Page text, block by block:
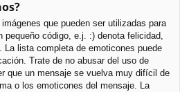
que pueden ser utilizadas para
pequeño código, e.j. :) denota felicidad,
lista completa de emoticones puede
Trate de no abusar del uso de
que un mensaje se vuelva muy difícil de
o los emoticones del mensaje. La